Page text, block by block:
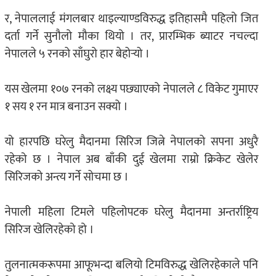
र, नेपाललाई मंगलबार थाइल्याण्डविरुद्ध इतिहासमै पहिलो जित
दर्ता गर्ने सुनौलो मौका थियो । तर, प्रारम्भिक ब्याटर नचल्दा
नेपालले ५ रनको साँघुरो हार बेहोर्‍यो ।
यस खेलमा १०७ रनको लक्ष्य पछ्याएको नेपालले ८ विकेट गुमाएर
१ सय १ रन मात्र बनाउन सक्यो ।
यो हारपछि घरेलु मैदानमा सिरिज जित्ने नेपालको सपना अधुरै
रहेको छ । नेपाल अब बाँकी दुई खेलमा राम्रो क्रिकेट खेलेर
सिरिजको अन्त्य गर्ने सोचमा छ ।
नेपाली महिला टिमले पहिलोपटक घरेलु मैदानमा अन्तर्राष्ट्रिय
सिरिज खेलिरहेको हो ।
तुलनात्मकरूपमा आफूभन्दा बलियो टिमविरुद्ध खेलिरहेकाले पनि